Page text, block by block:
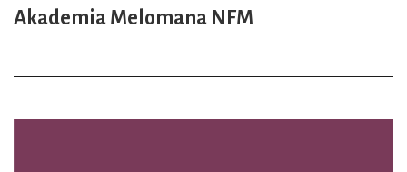
Akademia Melomana NFM